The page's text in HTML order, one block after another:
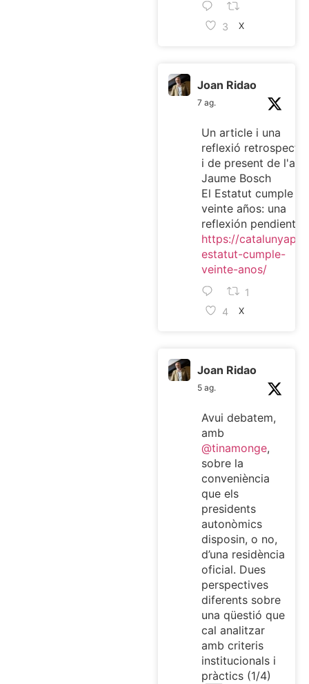
3 X
Joan Ridao
7 ag.
Un article i una
reflexió
i de present de
Jaume Bosch
El Estatut cumple
veinte años: una
reflexión pendiente
https://
estatut-cumple-
veinte-anos/
1
4
X
Joan Ridao
5 ag.
Avui debatem,
amb
@tinamonge,
sobre la
conveniència
que els
presidents
autonòmics
disposin, o no,
d’una residència
oficial. Dues
perspectives
diferents sobre
una qüestió que
cal analitzar
amb criteris
institucionals i
pràctics (1/4)